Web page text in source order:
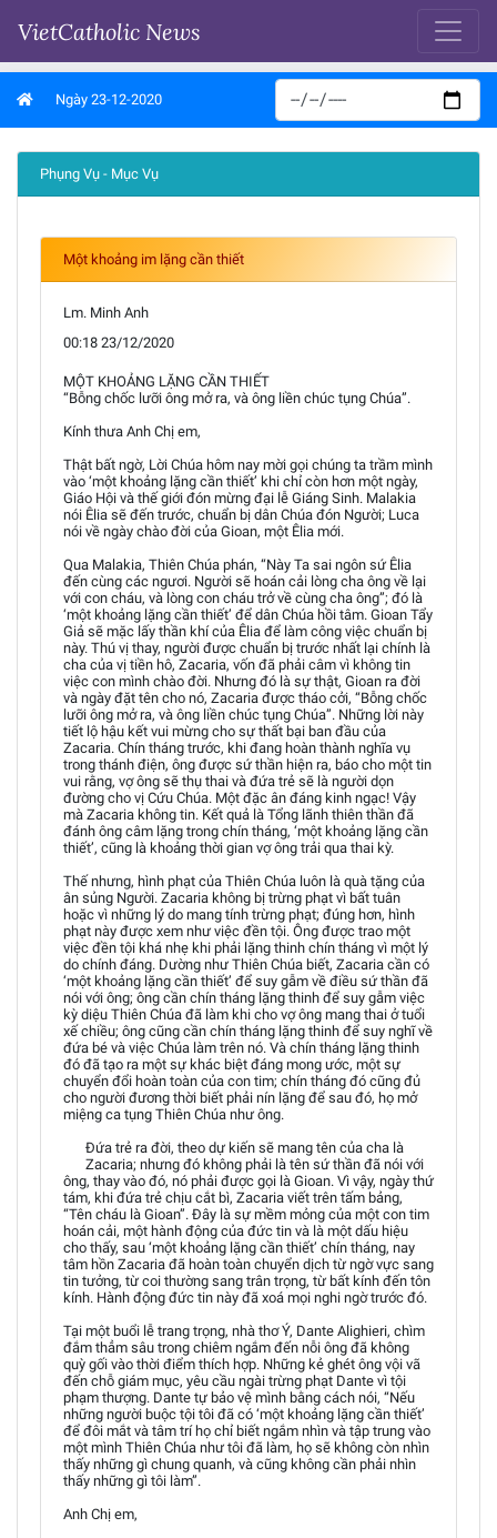
VietCatholic News
Ngày 23-12-2020
Phụng Vụ - Mục Vụ
Một khoảng im lặng cần thiết
Lm. Minh Anh
00:18 23/12/2020
MỘT KHOẢNG LẶNG CẦN THIẾT
“Bỗng chốc lưỡi ông mở ra, và ông liền chúc tụng Chúa”.
Kính thưa Anh Chị em,
Thật bất ngờ, Lời Chúa hôm nay mời gọi chúng ta trầm mình
vào ‘một khoảng lặng cần thiết’ khi chỉ còn hơn một ngày,
Giáo Hội và thế giới đón mừng đại lễ Giáng Sinh. Malakia
nói Êlia sẽ đến trước, chuẩn bị dân Chúa đón Người; Luca
nói về ngày chào đời của Gioan, một Êlia mới.
Qua Malakia, Thiên Chúa phán, “Này Ta sai ngôn sứ Êlia
đến cùng các ngươi. Người sẽ hoán cải lòng cha ông về lại
với con cháu, và lòng con cháu trở về cùng cha ông”; đó là
‘một khoảng lặng cần thiết’ để dân Chúa hồi tâm. Gioan Tẩy
Giả sẽ mặc lấy thần khí của Êlia để làm công việc chuẩn bị
này. Thú vị thay, người được chuẩn bị trước nhất lại chính là
cha của vị tiền hô, Zacaria, vốn đã phải câm vì không tin
việc con mình chào đời. Nhưng đó là sự thật, Gioan ra đời
và ngày đặt tên cho nó, Zacaria được tháo cởi, “Bỗng chốc
lưỡi ông mở ra, và ông liền chúc tụng Chúa”. Những lời này
tiết lộ hậu kết vui mừng cho sự thất bại ban đầu của
Zacaria. Chín tháng trước, khi đang hoàn thành nghĩa vụ
trong thánh điện, ông được sứ thần hiện ra, báo cho một tin
vui rằng, vợ ông sẽ thụ thai và đứa trẻ sẽ là người dọn
đường cho vị Cứu Chúa. Một đặc ân đáng kinh ngạc! Vậy
mà Zacaria không tin. Kết quả là Tổng lãnh thiên thần đã
đánh ông câm lặng trong chín tháng, ‘một khoảng lặng cần
thiết’, cũng là khoảng thời gian vợ ông trải qua thai kỳ.
Thế nhưng, hình phạt của Thiên Chúa luôn là quà tặng của
ân sủng Người. Zacaria không bị trừng phạt vì bất tuân
hoặc vì những lý do mang tính trừng phạt; đúng hơn, hình
phạt này được xem như việc đền tội. Ông được trao một
việc đền tội khá nhẹ khi phải lặng thinh chín tháng vì một lý
do chính đáng. Dường như Thiên Chúa biết, Zacaria cần có
‘một khoảng lặng cần thiết’ để suy gẫm về điều sứ thần đã
nói với ông; ông cần chín tháng lặng thinh để suy gẫm việc
kỳ diệu Thiên Chúa đã làm khi cho vợ ông mang thai ở tuổi
xế chiều; ông cũng cần chín tháng lặng thinh để suy nghĩ về
đứa bé và việc Chúa làm trên nó. Và chín tháng lặng thinh
đó đã tạo ra một sự khác biệt đáng mong ước, một sự
chuyển đổi hoàn toàn của con tim; chín tháng đó cũng đủ
cho người đương thời biết phải nín lặng để sau đó, họ mở
miệng ca tụng Thiên Chúa như ông.
Đứa trẻ ra đời, theo dự kiến sẽ mang tên của cha là
Zacaria; nhưng đó không phải là tên sứ thần đã nói với
ông, thay vào đó, nó phải được gọi là Gioan. Vì vậy, ngày thứ
tám, khi đứa trẻ chịu cắt bì, Zacaria viết trên tấm bảng,
“Tên cháu là Gioan”. Đây là sự mềm mỏng của một con tim
hoán cải, một hành động của đức tin và là một dấu hiệu
cho thấy, sau ‘một khoảng lặng cần thiết’ chín tháng, nay
tâm hồn Zacaria đã hoàn toàn chuyển dịch từ ngờ vực sang
tin tưởng, từ coi thường sang trân trọng, từ bất kính đến tôn
kính. Hành động đức tin này đã xoá mọi nghi ngờ trước đó.
Tại một buổi lễ trang trọng, nhà thơ Ý, Dante Alighieri, chìm
đắm thẳm sâu trong chiêm ngắm đến nỗi ông đã không
quỳ gối vào thời điểm thích hợp. Những kẻ ghét ông vội vã
đến chỗ giám mục, yêu cầu ngài trừng phạt Dante vì tội
phạm thượng. Dante tự bảo vệ mình bằng cách nói, “Nếu
những người buộc tội tôi đã có ‘một khoảng lặng cần thiết’
để đôi mắt và tâm trí họ chỉ biết ngắm nhìn và tập trung vào
một mình Thiên Chúa như tôi đã làm, họ sẽ không còn nhìn
thấy những gì chung quanh, và cũng không cần phải nhìn
thấy những gì tôi làm”.
Anh Chị em,